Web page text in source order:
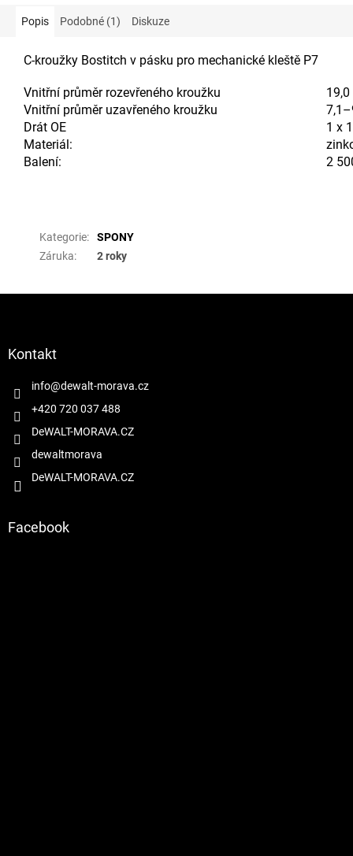
Popis Podobné (1) Diskuze
C-kroužky Bostitch v pásku pro mechanické kleště P7
Vnitřní průměr rozevřeného kroužku
Vnitřní průměr uzavřeného kroužku
Drát OE
1 x
Materiál:
Balení:
2
Kategorie:
SPONY
Záruka: 2 roky
Kontakt
info@dewalt-morava.cz
+420 720 037 488
DeWALT-MORAVA.CZ
dewaltmorava
DeWALT-MORAVA.CZ
Facebook